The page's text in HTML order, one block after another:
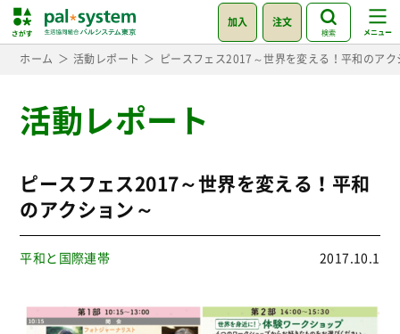
加入 注文
検索
ホーム 活動レポート ピースフェス2017～世界を変える！平和のアク
活動レポート
ピースフェス2017～世界を変える！平和
のアクション～
平和と国際連帯 2017.10.1